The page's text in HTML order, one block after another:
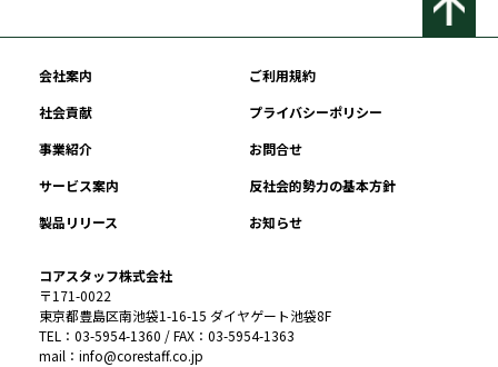
会社案内
ご利用規約
社会貢献
プライバシーポリシー
事業紹介
お問合せ
サービス案内
反社会的勢力の基本方針
製品リリース
お知らせ
コアスタッフ株式会社
〒171-0022
東京都豊島区南池袋1-16-15 ダイヤゲート池袋8F
TEL：03-5954-1360 / FAX：03-5954-1363
mail：info@corestaff.co.jp